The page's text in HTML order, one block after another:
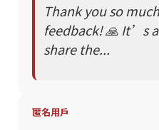
Thank you so
feedback! 🙏 It’s
share the...
匿名用戶